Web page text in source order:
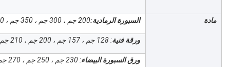
مادة السبورة الرمادية:200 جم ، 300 جم ، 350 جم ، 400 جم ، 600 جم ، 800 جم ، 1000 جم ، 1200 جم ؛
ورقة فنية: 128 جم ، 157 جم ، 200 جم ، 210 جم ، 230 جم ، 300 جم ، 350 جم ، 400 جم ؛
ورق السبورة البيضاء: 230 جم ، 250 جم ، 270 جم ، 300 جم ، 350 جم ، 400 جم ، 450 جم ، 500 جم ؛